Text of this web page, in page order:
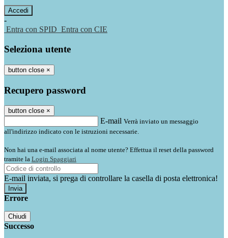
-
Entra con SPID Entra con CIE
Seleziona utente
button close ×
Recupero password
button close ×
E-mail Verrà inviato un messaggio
all'indirizzo indicato con le istruzioni necessarie.
Non hai una e-mail associata al nome utente? Effettua il reset della password
tramite la Login Spaggiari
E-mail inviata, si prega di controllare la casella di posta elettronica!
Errore
Chiudi
Successo